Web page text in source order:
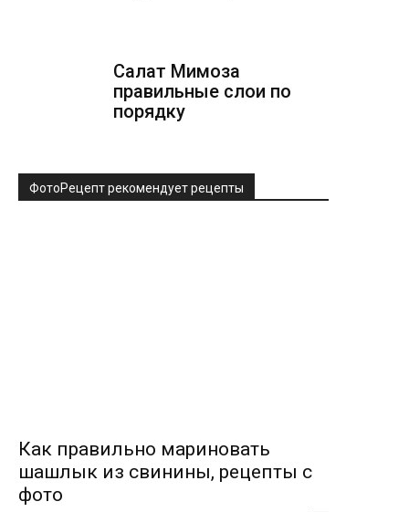
Салат Мимоза
правильные слои по
порядку
ФотоРецепт рекомендует рецепты
Как правильно мариновать
шашлык из свинины, рецепты с
фото